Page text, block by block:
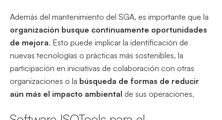
Además del mantenimiento del SGA, es importante que la
organización busque continuamente oportunidades
de mejora. Esto puede implicar la identificación de
nuevas tecnologías o prácticas más sostenibles, la
participación en iniciativas de colaboración con otras
organizaciones o la búsqueda de formas de reducir
aún más el impacto ambiental de sus operaciones.